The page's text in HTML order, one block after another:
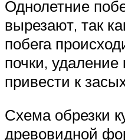
Однолетние
вырезают, так
побега
почки,
привести к
Схема обрезки
древовидной